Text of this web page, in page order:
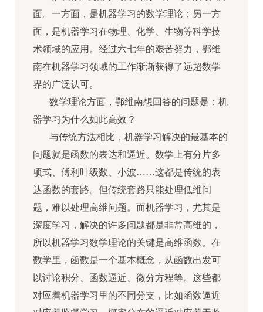
面。一方面，是机器学习的数学理论；另一方
面，是机器学习在物理、化学、生物等科学技
术领域的应用。经过六七年的艰苦努力，鄂维
南在机器学习领域的工作渐渐获得了远超数学
界的广泛认可。
数学理论方面，鄂维南想回答的问题是：机
器学习为什么如此高效？
与传统方法相比，机器学习解决的最基本的
问题就是函数的表达和逼近。数学上有分片多
项式、傅利叶级数、小波……这都是传统的表
达函数的套路。但传统套路只能处理低维问
题，难以处理高维问题。而机器学习，尤其是
深度学习，解决的许多问题都是非常高维的，
所以机器学习数学理论的关键是高维函数。在
数学里，函数是一个基本概念，从函数出发可
以讨论积分、函数逼近、微分方程等。这些都
对应着机器学习里的不同分支，比如函数逼近